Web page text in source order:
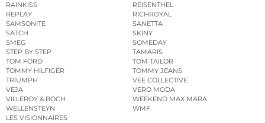
RAINKISS
REISENTHEL
REPLAY
RICHROYAL
SAMSONITE
SANETTA
SATCH
SKINY
SMEG
SOMEDAY
STEP BY STEP
TAMARIS
TOM FORD
TOM TAILOR
TOMMY HILFIGER
TOMMY JEANS
TRIUMPH
VEE COLLECTIVE
VEJA
VERO MODA
VILLEROY & BOCH
WEEKEND MAX MARA
WELLENSTEYN
WMF
LES VISIONNAIRES